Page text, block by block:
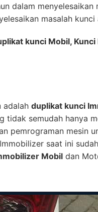
dalam menyelesaikan
masalah kunci
kunci Mobil,
adalah duplikat kunci
tidak semudah hanya
pemrograman mesin
saat ini
Mobil dan